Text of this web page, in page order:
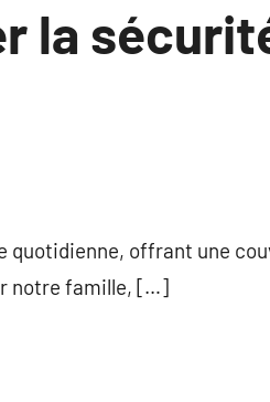
la
quotidienne, offrant une
notre famille, […]